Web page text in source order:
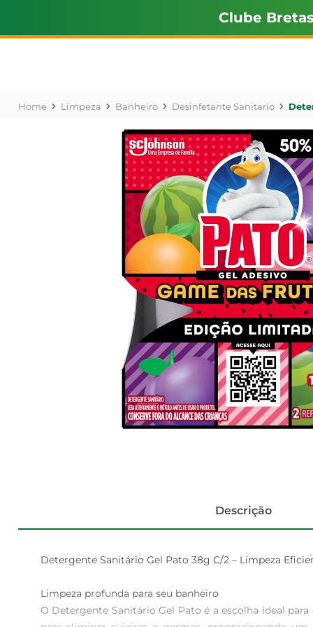
Clube Bretas
Limpeza Banheiro Desinfetante Sanitario
Descrição
Detergente Sanitário Gel Pato 38g C/2 – Limpeza
Limpeza profunda para seu banheiro
O Detergente Sanitário Gel Pato é a escolha ideal